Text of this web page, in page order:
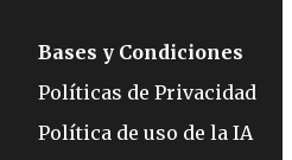
Bases y Condiciones
Políticas de Privacidad
Política de uso de la IA